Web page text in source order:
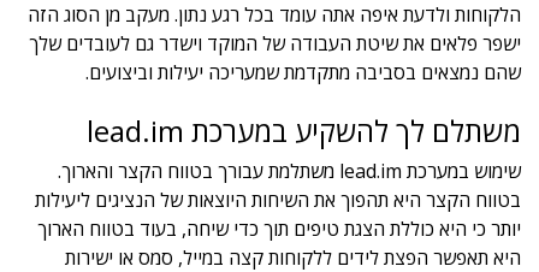
הלקוחות ולדעת איפה אתה עומד בכל רגע נתון. מעקב מן הסוג הזה
ישפר פלאים את שיטת העבודה של המוקד וישדר גם לעובדים שלך
שהם נמצאים בסביבה מתקדמת שמעריכה יעילות וביצועים.
משתלם לך להשקיע במערכת lead.im
שימוש במערכת lead.im משתלמת עבורך בטווח הקצר והארוך.
בטווח הקצר היא תהפוך את השיחות היוצאות של הנציגים ליעילות
יותר כי היא כוללת הצגת טיפים תוך כדי שיחה, בעוד בטווח הארוך
היא תאפשר הפצת לידים ללקוחות קצה במייל, סמס או ישירות